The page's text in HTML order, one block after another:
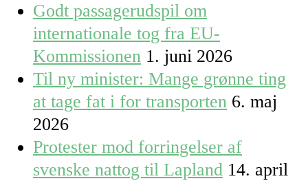
Godt passagerudspil om
internationale tog fra EU-
Kommissionen 1. juni 2026
Til ny minister: Mange grønne ting
at tage fat i for transporten 6. maj
2026
Protester mod forringelser af
svenske nattog til Lapland 14. april